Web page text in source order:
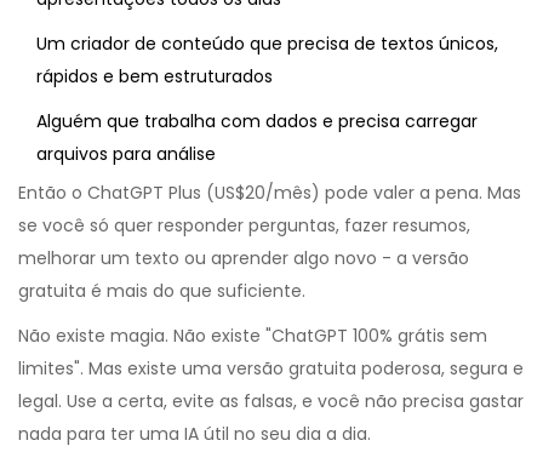
Um criador de conteúdo que precisa de textos únicos,
rápidos e bem estruturados
Alguém que trabalha com dados e precisa carregar
arquivos para análise
Então o ChatGPT Plus (US$20/mês) pode valer a pena. Mas
se você só quer responder perguntas, fazer resumos,
melhorar um texto ou aprender algo novo - a versão
gratuita é mais do que suficiente.
Não existe magia. Não existe "ChatGPT 100% grátis sem
limites". Mas existe uma versão gratuita poderosa, segura e
legal. Use a certa, evite as falsas, e você não precisa gastar
nada para ter uma IA útil no seu dia a dia.